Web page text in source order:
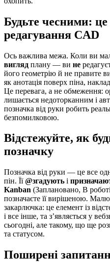
Будьте чесними: це
редагування CAD
Ось важлива межа. Коли ви
вигляд плану — ви не
його геометрію й не правите
як анотація поверх піна,
Це перевага, а не обмеження:
лишається недоторканним і
позначка від руки робить
безпомилковою.
Відстежуйте, як
позначку
Позначка від руки — це все
пін. Її@згадують і
Kanban (Заплановано, В
позначаєте її вирішеною.
закарлючка: це елемент із
і все інше, та з’являється у
сьогодні, але такому, що ще
та статусом.
Поширені